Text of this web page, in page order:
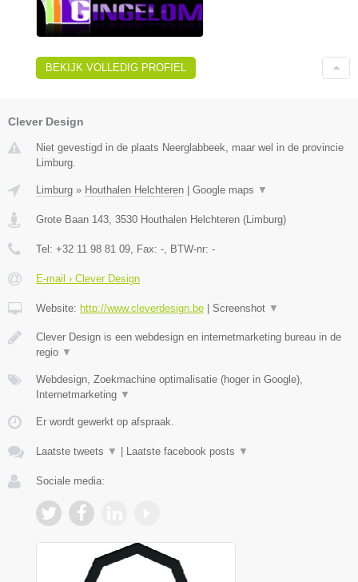
BEKIJK VOLLEDIG PROFIEL
Clever Design
Niet gevestigd in de plaats Neerglabbeek, maar wel in de provincie
Limburg.
Limburg » Houthalen Helchteren Google maps ▼
Grote Baan 143, 3530 Houthalen Helchteren (Limburg)
Tel: +32 11 98 81 09, Fax: -, BTW-nr: -
E-mail › Clever Design
Website: http://www.cleverdesign.be Screenshot ▼
Clever Design is een webdesign en internetmarketing bureau in de
regio ▼
Webdesign, Zoekmachine optimalisatie (hoger in Google),
Internetmarketing ▼
Er wordt gewerkt op afspraak.
Laatste tweets ▼ Laatste facebook posts ▼
Sociale media: